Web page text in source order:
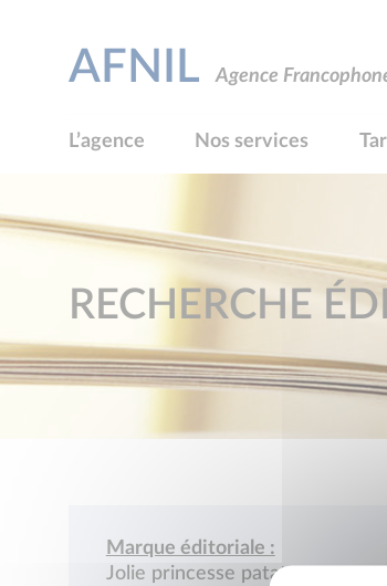
AFNIL Agence
L’agence Nos services
RECHERCHE
Marque éditoriale :
Jolie princesse patate